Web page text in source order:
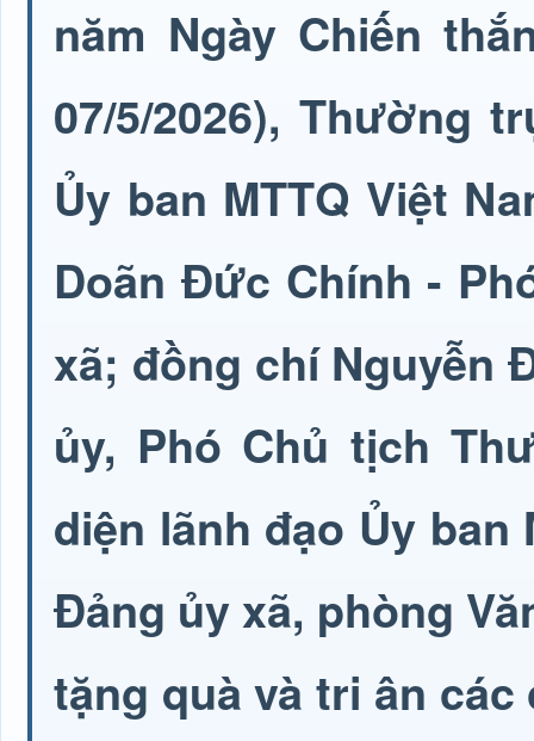
năm Ngày Chiến
07/5/2026), Thường
Ủy ban MTTQ Việt
Doãn Đức Chính -
xã; đồng chí Nguyễn
ủy, Phó Chủ tịch
diện lãnh đạo Ủy ban
Đảng ủy xã, phòng
tặng quà và tri ân